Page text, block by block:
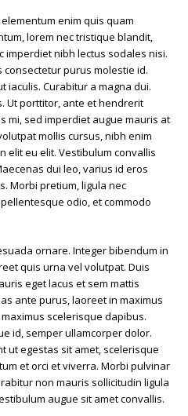
enim quis quam
lorem nec tristique blandit,
imperdiet nibh lectus sodales nisi.
consectetur purus molestie id.
iaculis. Curabitur a magna dui.
Ut porttitor, ante et hendrerit
mi, sed imperdiet augue mauris at
mollis cursus, nibh enim
elit eu elit. Vestibulum convallis
dui leo, varius id eros
Morbi pretium, ligula nec
odio, et commodo
ornare. Integer bibendum in
quis urna vel volutpat. Duis
eget lacus et sem mattis
ante purus, laoreet in maximus
scelerisque dapibus.
id, semper ullamcorper dolor.
ut egestas sit amet, scelerisque
et orci et viverra. Morbi pulvinar
non mauris sollicitudin ligula
augue sit amet convallis.